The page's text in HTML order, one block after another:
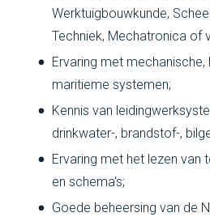
Werktuigbouwkunde,
Techniek, Mechatronica of
Ervaring met mechanische,
maritieme systemen;
Kennis van
drinkwater-, brandstof-,
Ervaring met het lezen van
en schema's;
Goede beheersing van de